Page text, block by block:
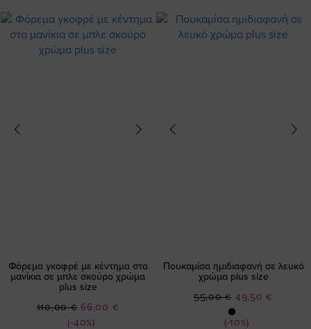
Φόρεμα γκοφρέ με κέντημα στα
μανίκια σε μπλε σκούρο χρώμα
plus size
(-40%)
Ειδική
Τιμή
66,00 €
110,00 €
Πουκαμίσα ημιδιαφανή σε λευκό
χρώμα plus size
(-10%)
Ειδική
Τιμή
49,50 €
55,00 €